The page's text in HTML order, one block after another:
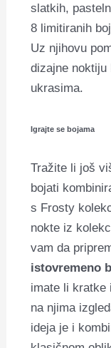
slatkih,
8 limitiranih
Uz njihovu
dizajne noktiju
ukrasima.
Igrajte se bojama
Tražite li još
bojati
s Frosty
nokte iz
vam da
istovremeno
imate li kratke
na njima
ideja je i